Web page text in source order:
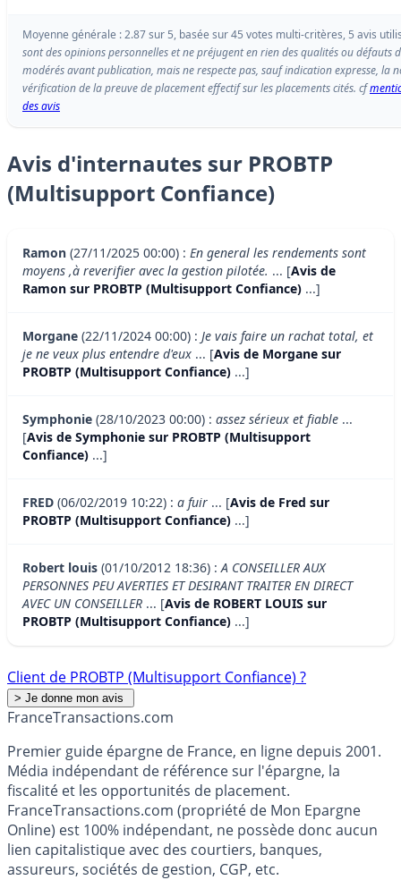
Moyenne générale : 2.87 sur 5, basée sur 45 votes multi-critères, 5 avis
sont des opinions personnelles et ne préjugent en rien des qualités ou défauts
modérés avant publication, mais ne respecte pas, sauf indication expresse, la
vérification de la preuve de placement effectif sur les placements cités. cf
des avis
Avis d'internautes sur PROBTP
(Multisupport Confiance)
Ramon (27/11/2025 00:00) : En general les rendements sont
moyens ,à reverifier avec la gestion pilotée. ... [Avis de
Ramon sur PROBTP (Multisupport Confiance) ...]
Morgane (22/11/2024 00:00) : Je vais faire un rachat total, et
je ne veux plus entendre d'eux ... [Avis de Morgane sur
PROBTP (Multisupport Confiance) ...]
Symphonie (28/10/2023 00:00) : assez sérieux et fiable ...
[Avis de Symphonie sur PROBTP (Multisupport
Confiance) ...]
FRED (06/02/2019 10:22) : a fuir ... [Avis de Fred sur
PROBTP (Multisupport Confiance) ...]
Robert louis (01/10/2012 18:36) :A CONSEILLER AUX
PERSONNES PEU AVERTIES ET DESIRANT TRAITER EN DIRECT
AVEC UN CONSEILLER ... [Avis de ROBERT LOUIS sur
PROBTP (Multisupport Confiance) ...]
Client de PROBTP (Multisupport Confiance) ?
FranceTransactions.com
Premier guide épargne de France, en ligne depuis 2001.
Média indépendant de référence sur l'épargne, la
fiscalité et les opportunités de placement.
FranceTransactions.com (propriété de Mon Epargne
Online) est 100% indépendant, ne possède donc aucun
lien capitalistique avec des courtiers, banques,
assureurs, sociétés de gestion, CGP, etc.